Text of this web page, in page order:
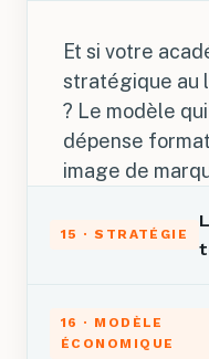
Et si votre
stratégique au
? Le modèle
dépense
image de
15 · STRATÉGIE
16 · MODÈLE
ÉCONOMIQUE